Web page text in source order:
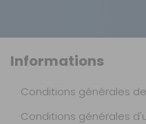
Informations
Conditions générales
Conditions générales